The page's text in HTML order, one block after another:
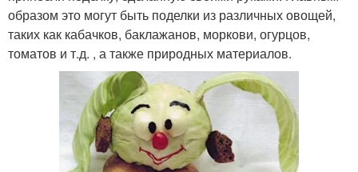
образом это могут быть поделки из различных овощей,
таких как кабачков, баклажанов, моркови, огурцов,
томатов и т.д. , а также природных материалов.